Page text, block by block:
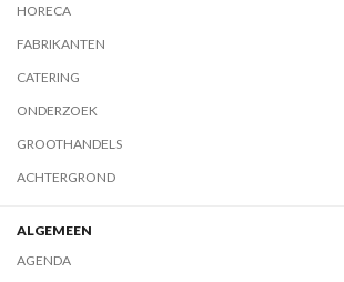
HORECA
FABRIKANTEN
CATERING
ONDERZOEK
GROOTHANDELS
ACHTERGROND
ALGEMEEN
AGENDA